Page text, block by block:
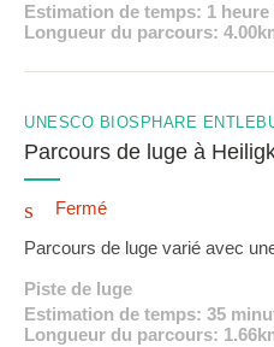
Estimation de temps: 1 heure
Longueur du parcours:
UNESCO BIOSPHÄRE
Parcours de luge à
Fermé
Parcours de luge varié avec
Piste de luge
Estimation de temps: 35
Longueur du parcours: